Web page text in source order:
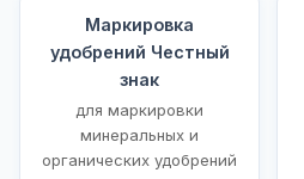
Маркировка
удобрений Честный
знак
для маркировки
минеральных и
органических удобрений